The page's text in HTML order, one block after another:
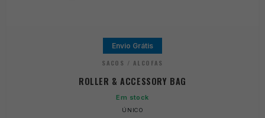
Envio Grátis
SACOS / ALCOFAS
ROLLER & ACCESSORY BAG
Em stock
ÚNICO